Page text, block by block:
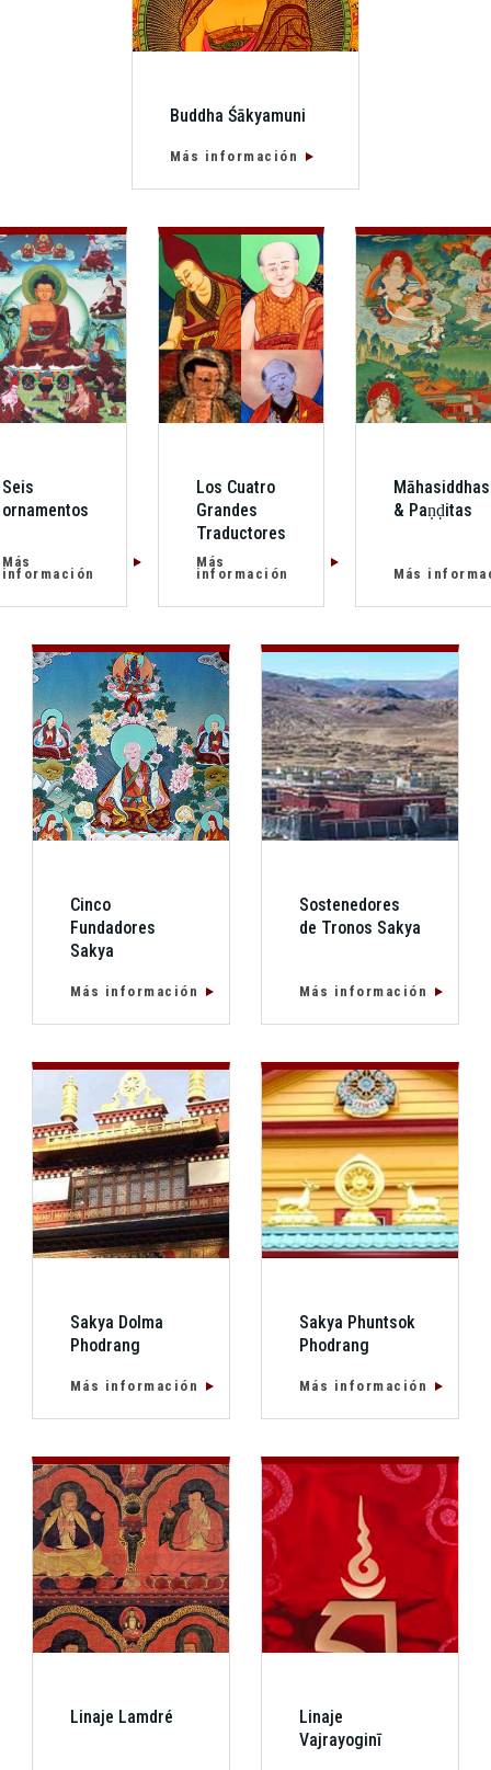
Buddha Śākyamuni
Más información
Seis
ornamentos
Más
información
Los Cuatro
Grandes
Traductores
Más
información
Māhasiddhas
& Paṇḍitas
Más
Cinco
Fundadores
Sakya
Más información
Sostenedores
de Tronos Sakya
Más información
Sakya Dolma
Phodrang
Más información
Sakya Phuntsok
Phodrang
Más información
Linaje Lamdré
Linaje
Vajrayoginī